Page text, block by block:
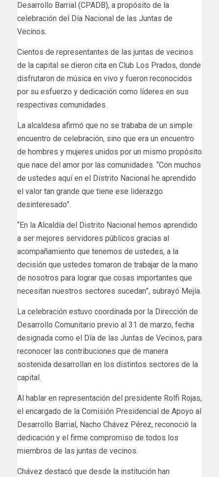
Desarrollo Barrial (CPADB), a propósito de la
celebración del Día Nacional de las Juntas de
Vecinos.
Cientos de representantes de las juntas de vecinos
de la capital se dieron cita en Club Los Prados, donde
disfrutaron de música en vivo y fueron reconocidos
por su esfuerzo y dedicación como líderes en sus
respectivas comunidades.
La alcaldesa afirmó que no se trababa de un simple
encuentro de celebración, sino que era un encuentro
de hombres y mujeres unidos por un mismo propósito
que nace del amor por las comunidades. “Con muchos
de ustedes aquí en el Distrito Nacional he aprendido
el valor tan grande que tiene ese liderazgo
desinteresado”.
“En la Alcaldía del Distrito Nacional hemos aprendido
a ser mejores servidores públicos gracias al
acompañamiento que tenemos de ustedes, a la
decisión que ustedes tomaron de trabajar de la mano
de nosotros para lograr que cosas importantes que
necesitan nuestros sectores sucedan”, subrayó Mejía.
La celebración estuvo coordinada por la Dirección de
Desarrollo Comunitario previo al 31 de marzo, fecha
designada como el Día de las Juntas de Vecinos, para
reconocer las contribuciones que de manera
sostenida desarrollan en los distintos sectores de la
capital.
Al hablar en representación del presidente Rolfi Rojas,
el encargado de la Comisión Presidencial de Apoyo al
Desarrollo Barrial, Nacho Chávez Pérez, reconoció la
dedicación y el firme compromiso de todos los
miembros de las juntas de vecinos.
Chávez destacó que desde la institución han